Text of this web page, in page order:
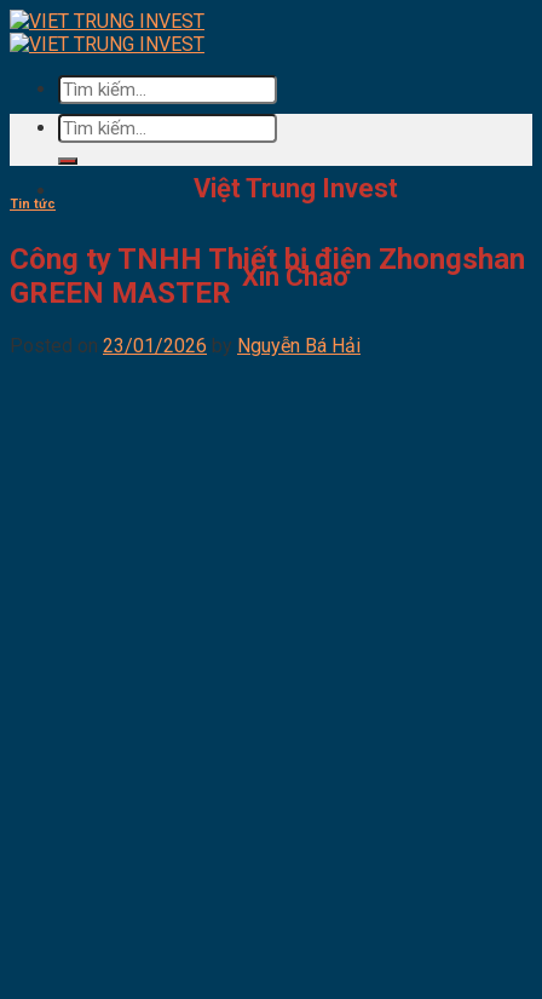
Skip
to
Tìm
kiếm:
Việt Trung Invest
Xin Chào
Tìm
kiếm:
Tin tức
Công ty TNHH Thiết bị điện Zhongshan
GREEN MASTER
Posted on 23/01/2026 by Nguyễn Bá Hải